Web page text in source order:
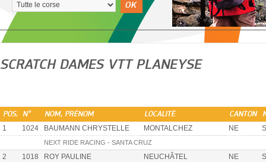
OK
SCRATCH DAMES VTT PLANEYSE
POS. N° NOM, PRÉNOM LOCALITÉ CANTON
1 1024 BAUMANN CHRYSTELLE MONTALCHEZ NE
NEXT RIDE RACING - SANTA CRUZ
2 1018 ROY PAULINE NEUCHÂTEL NE